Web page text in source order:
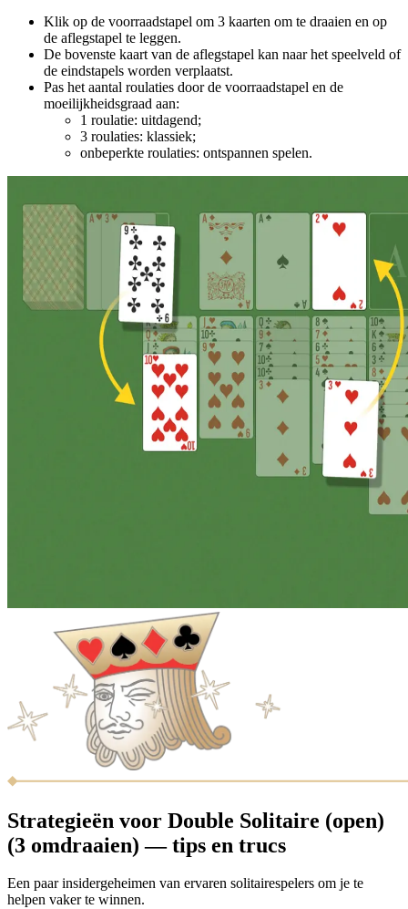
Klik op de voorraadstapel om 3 kaarten om te draaien en op
de aflegstapel te leggen.
De bovenste kaart van de aflegstapel kan naar het speelveld of
de eindstapels worden verplaatst.
Pas het aantal roulaties door de voorraadstapel en de
moeilijkheidsgraad aan:
1 roulatie: uitdagend;
3 roulaties: klassiek;
onbeperkte roulaties: ontspannen spelen.
Strategieën voor Double Solitaire (open)
(3 omdraaien) — tips en trucs
Een paar insidergeheimen van ervaren solitairespelers om je te
helpen vaker te winnen.